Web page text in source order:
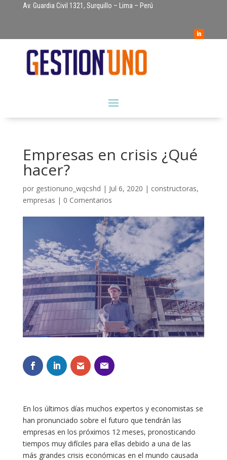
Av. Guardia Civil 1321, Surquillo – Lima – Perú
Empresas en crisis ¿Qué
hacer?
por gestionuno_wqcshd | Jul 6, 2020 | constructoras,
empresas | 0 Comentarios
En los últimos días muchos expertos y economistas se
han pronunciado sobre el futuro que tendrán las
empresas en los próximos 12 meses, pronosticando
tiempos muy difíciles para ellas debido a una de las
más grandes crisis económicas en el mundo causada